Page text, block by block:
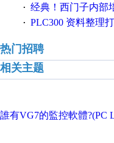
· 经典！西门子内部
· PLC300 资料整理
热门招聘
相关主题
誰有VG7的監控軟體?(PC